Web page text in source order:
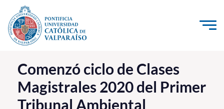
Click acá para ir directamente al contenido
La Universidad
Investigación, Creación e Innovación
PUCV Internacional
Comenzó ciclo de Clases
Magistrales 2020 del Primer
Tribunal Ambiental